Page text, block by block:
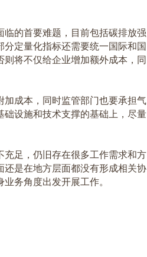
的首要难题，目前包括碳排放强
定量化指标还需要统一国际和国
将不仅给企业增加额外成本，同
成本，同时监管部门也要承担气
设施和技术支撑的基础上，尽量
足，仍旧存在很多工作需求和方
是在地方层面都没有形成相关协
务角度出发开展工作。